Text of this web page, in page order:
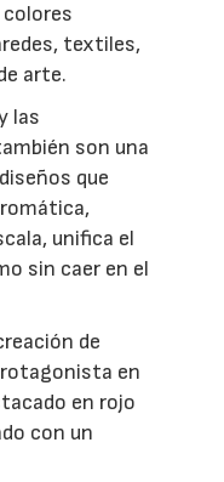
textiles,
arte.
las
son una
que
unifica el
sin caer en el
de
en
en rojo
con un